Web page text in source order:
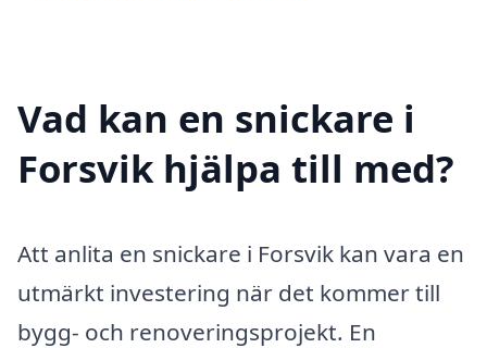
Vad kan en snickare i
Forsvik hjälpa till med?
Att anlita en snickare i Forsvik kan vara en
utmärkt investering när det kommer till
bygg- och renoveringsprojekt. En